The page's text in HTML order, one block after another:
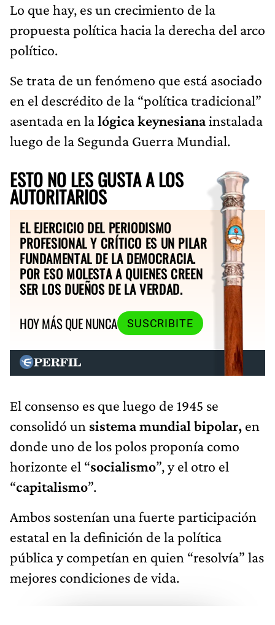
Lo que hay, es un crecimiento de la
propuesta política hacia la derecha del arco
político.
Se trata de un fenómeno que está asociado
en el descrédito de la “política tradicional”
asentada en lalógica keynesianainstalada
luego de la Segunda Guerra Mundial.
ESTO NO LES GUSTA A LOS
AUTORITARIOS
EL EJERCICIO DEL PERIODISMO
PROFESIONAL Y CRÍTICO ES UN PILAR
FUNDAMENTAL DE LA DEMOCRACIA.
POR ESO MOLESTA A QUIENES CREEN
SER LOS DUEÑOS DE LA VERDAD.
HOY MÁS QUE NUNCA
SUSCRIBITE
El consenso es que luego de 1945 se
consolidó un sistema mundial bipolar, en
donde uno de los polos proponía como
horizonte el “socialismo”, y el otro el
“capitalismo”.
Ambos sostenían una fuerte participación
estatal en la definición de la política
pública y competían en quien “resolvía” las
mejores condiciones de vida.